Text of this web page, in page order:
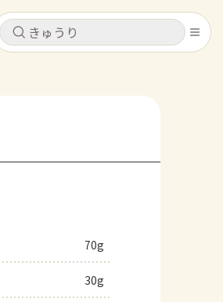
キャンセル
シピ
キャンセル
70g
30g